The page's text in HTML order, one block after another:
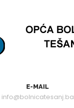
E-MAIL
info@bolnicatesanj.ba